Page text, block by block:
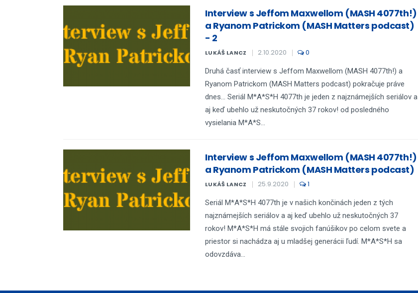
Interview s Jeffom Maxwellom (MASH 4077th!)
a Ryanom Patrickom (MASH Matters podcast)
- 2
LUKÁŠ LANCZ 2.10.2020 0
Druhá časť interview s Jeffom Maxwellom (MASH 4077th!) a
Ryanom Patrickom (MASH Matters podcast) pokračuje práve
dnes... Seriál M*A*S*H 4077th je jeden z najznámejších seriálov a
aj keď ubehlo už neskutočných 37 rokov! od posledného
vysielania M*A*S...
Interview s Jeffom Maxwellom (MASH 4077th!)
a Ryanom Patrickom (MASH Matters podcast)
LUKÁŠ LANCZ 25.9.2020 1
Seriál M*A*S*H 4077th je v našich končinách jeden z tých
najznámejších seriálov a aj keď ubehlo už neskutočných 37
rokov! M*A*S*H má stále svojich fanúšikov po celom svete a
priestor si nachádza aj u mladšej generácii ľudí. M*A*S*H sa
odovzdáva...